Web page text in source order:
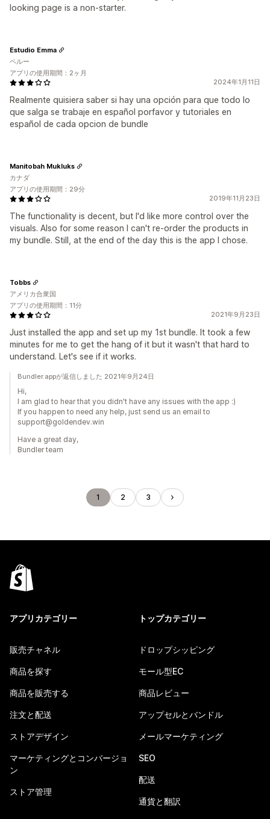
looking page is a non-starter.
2024年1月11日
Realmente quisiera saber si hay una opción para que todo lo
que salga se trabaje en español porfavor y tutoriales en
español de cada opcion de bundle
Estudio Emma
ペルー
アプリの使用期間：2ヶ月
2019年11月23日
The functionality is decent, but I'd like more control over the
visuals. Also for some reason I can't re-order the products in
my bundle. Still, at the end of the day this is the app I chose.
Manitobah Mukluks
カナダ
アプリの使用期間：29分
2021年9月23日
Just installed the app and set up my 1st bundle. It took a few
minutes for me to get the hang of it but it wasn't that hard to
understand. Let's see if it works.
Tobbs
アメリカ合衆国
アプリの使用期間：11分
Bundler.appが返信しました 2021年9月24日
Hi,
I am glad to hear that you didn't have any issues with the app :)
If you happen to need any help, just send us an email to
support@goldendev.win
Have a great day,
Bundler team
1 2 3
アプリカテゴリー
販売チャネル
商品を探す
商品を販売する
注文と配送
ストアデザイン
マーケティングとコンバージョ
ン
ストア管理
トップカテゴリー
ドロップシッピング
モール型EC
商品レビュー
アップセルとバンドル
メールマーケティング
SEO
配送
通貨と翻訳